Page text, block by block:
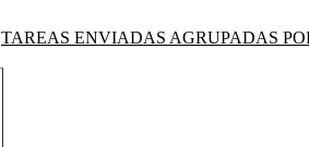
TAREAS ENVIADAS AGRUPADAS